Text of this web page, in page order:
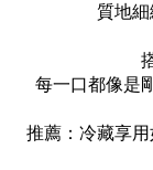
質地
每一口都像是
推薦：冷藏享